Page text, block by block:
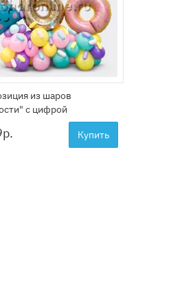
из шаров
с цифрой
р. Купить